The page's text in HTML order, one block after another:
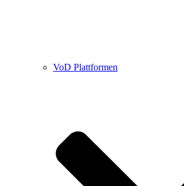
VoD Plattformen